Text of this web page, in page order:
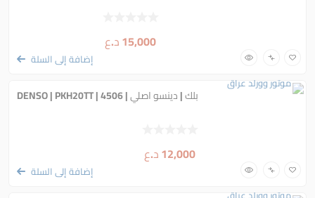
15,000د.ع
إضافة إلى السلة
بلك | دينسو اصلي | DENSO | PKH20TT | 4506
12,000د.ع
إضافة إلى السلة